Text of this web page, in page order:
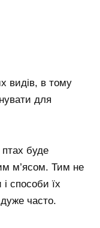
видів, в тому
для
птах буде
м’ясом. Тим не
способи їх
часто.